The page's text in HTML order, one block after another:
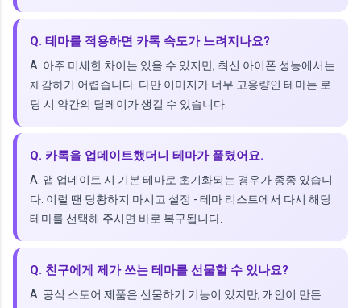
Q. 테마를 적용하면 카톡 속도가 느려지나요?
A. 아주 미세한 차이는 있을 수 있지만, 최신 아이폰 성능에서는
체감하기 어렵습니다. 다만 이미지가 너무 고용량인 테마는 로
딩 시 약간의 딜레이가 생길 수 있습니다.
Q. 카톡을 업데이트했더니 테마가 풀렸어요.
A. 앱 업데이트 시 기본 테마로 초기화되는 경우가 종종 있습니
다. 이럴 땐 당황하지 마시고 설정 - 테마 리스트에서 다시 해당
테마를 선택해 주시면 바로 복구됩니다.
Q. 친구에게 제가 쓰는 테마를 선물할 수 있나요?
A. 공식 스토어 제품은 선물하기 기능이 있지만, 개인이 만든